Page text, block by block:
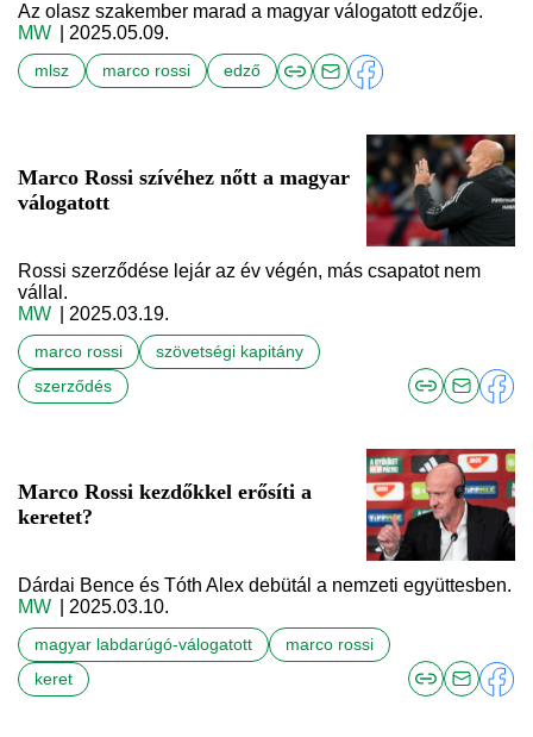
Az olasz szakember marad a magyar válogatott edzője.
MW
| 2025.05.09.
mlsz marco rossi edző
Marco Rossi szívéhez nőtt a magyar
válogatott
Rossi szerződése lejár az év végén, más csapatot nem
vállal.
MW
| 2025.03.19.
marco rossi
szövetségi kapitány
szerződés
Marco Rossi kezdőkkel erősíti a
keretet?
Dárdai Bence és Tóth Alex debütál a nemzeti együttesben.
MW
| 2025.03.10.
magyar labdarúgó-válogatott
marco rossi
keret